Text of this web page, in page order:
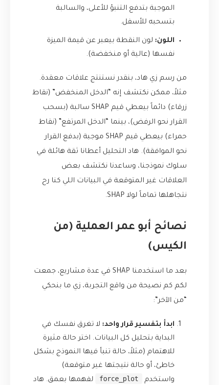
الموجبة بتدفع التنبؤ للأعلى، والسالبة
بتسحبه للأسفل.
اللون: لون النقطة بيعبر عن قيمة الميزة
نفسها (عالية أو منخفضة).
من رسم زي هاد، بنقدر نستنتج علاقات معقدة.
مثلاً، ممكن نكتشف إنه “الدخل المنخفض” (نقاط
زرقاء) دائماً بيعطي قيم SHAP سالبة (بسحب
القرار نحو الرفض)، بينما “الدخل المرتفع” (نقاط
حمراء) بيعطي قيم SHAP موجبة (بدفع القرار
نحو الموافقة). هاد التحليل أعطانا ثقة هائلة في
سلوك نموذجنا، وساعدنا نكتشف بعض
العلاقات غير المتوقعة في البيانات اللي كنا رح
نتجاهلها تماماً لولا SHAP.
نصائح أبو عمر العملية (من
الكيس)
بعد ما استخدمنا SHAP في عدة مشاريع، جمعت
لكم كم نصيحة من واقع التجربة، زي ما بنحكي
“من الآخر”:
ابدأ بتفسير قرار واحد: لا تغرق نفسك في
البداية بتحليل كل البيانات. اختر حالة مثيرة
للاهتمام (مثلاً، حالة تنبأ فيها النموذج بشكل
خاطئ، أو حالة نتيجتها غير متوقعة)
واستخدم
force_plot
لفهمها بعمق. هاد